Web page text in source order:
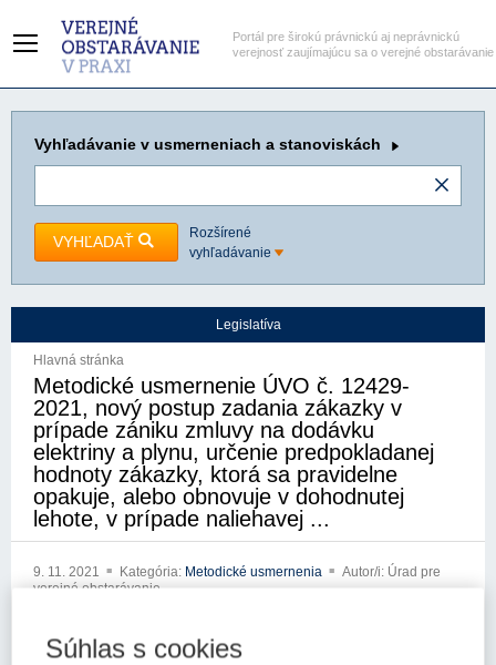
Portál pre širokú právnickú aj neprávnickú
verejnosť zaujímajúcu sa o verejné obstarávanie
Vyhľadávanie v usmerneniach a stanoviskách
VYHĽADAŤ
Rozšírené
vyhľadávanie
Legislatíva
Hlavná stránka
Metodické usmernenie ÚVO č. 12429-
2021, nový postup zadania zákazky v
prípade zániku zmluvy na dodávku
elektriny a plynu, určenie predpokladanej
hodnoty zákazky, ktorá sa pravidelne
opakuje, alebo obnovuje v dohodnutej
lehote, v prípade naliehavej ...
9. 11. 2021 Kategória: Metodické usmernenia
Autor/i: Úrad pre
verejné obstarávanie
Súhlas s cookies